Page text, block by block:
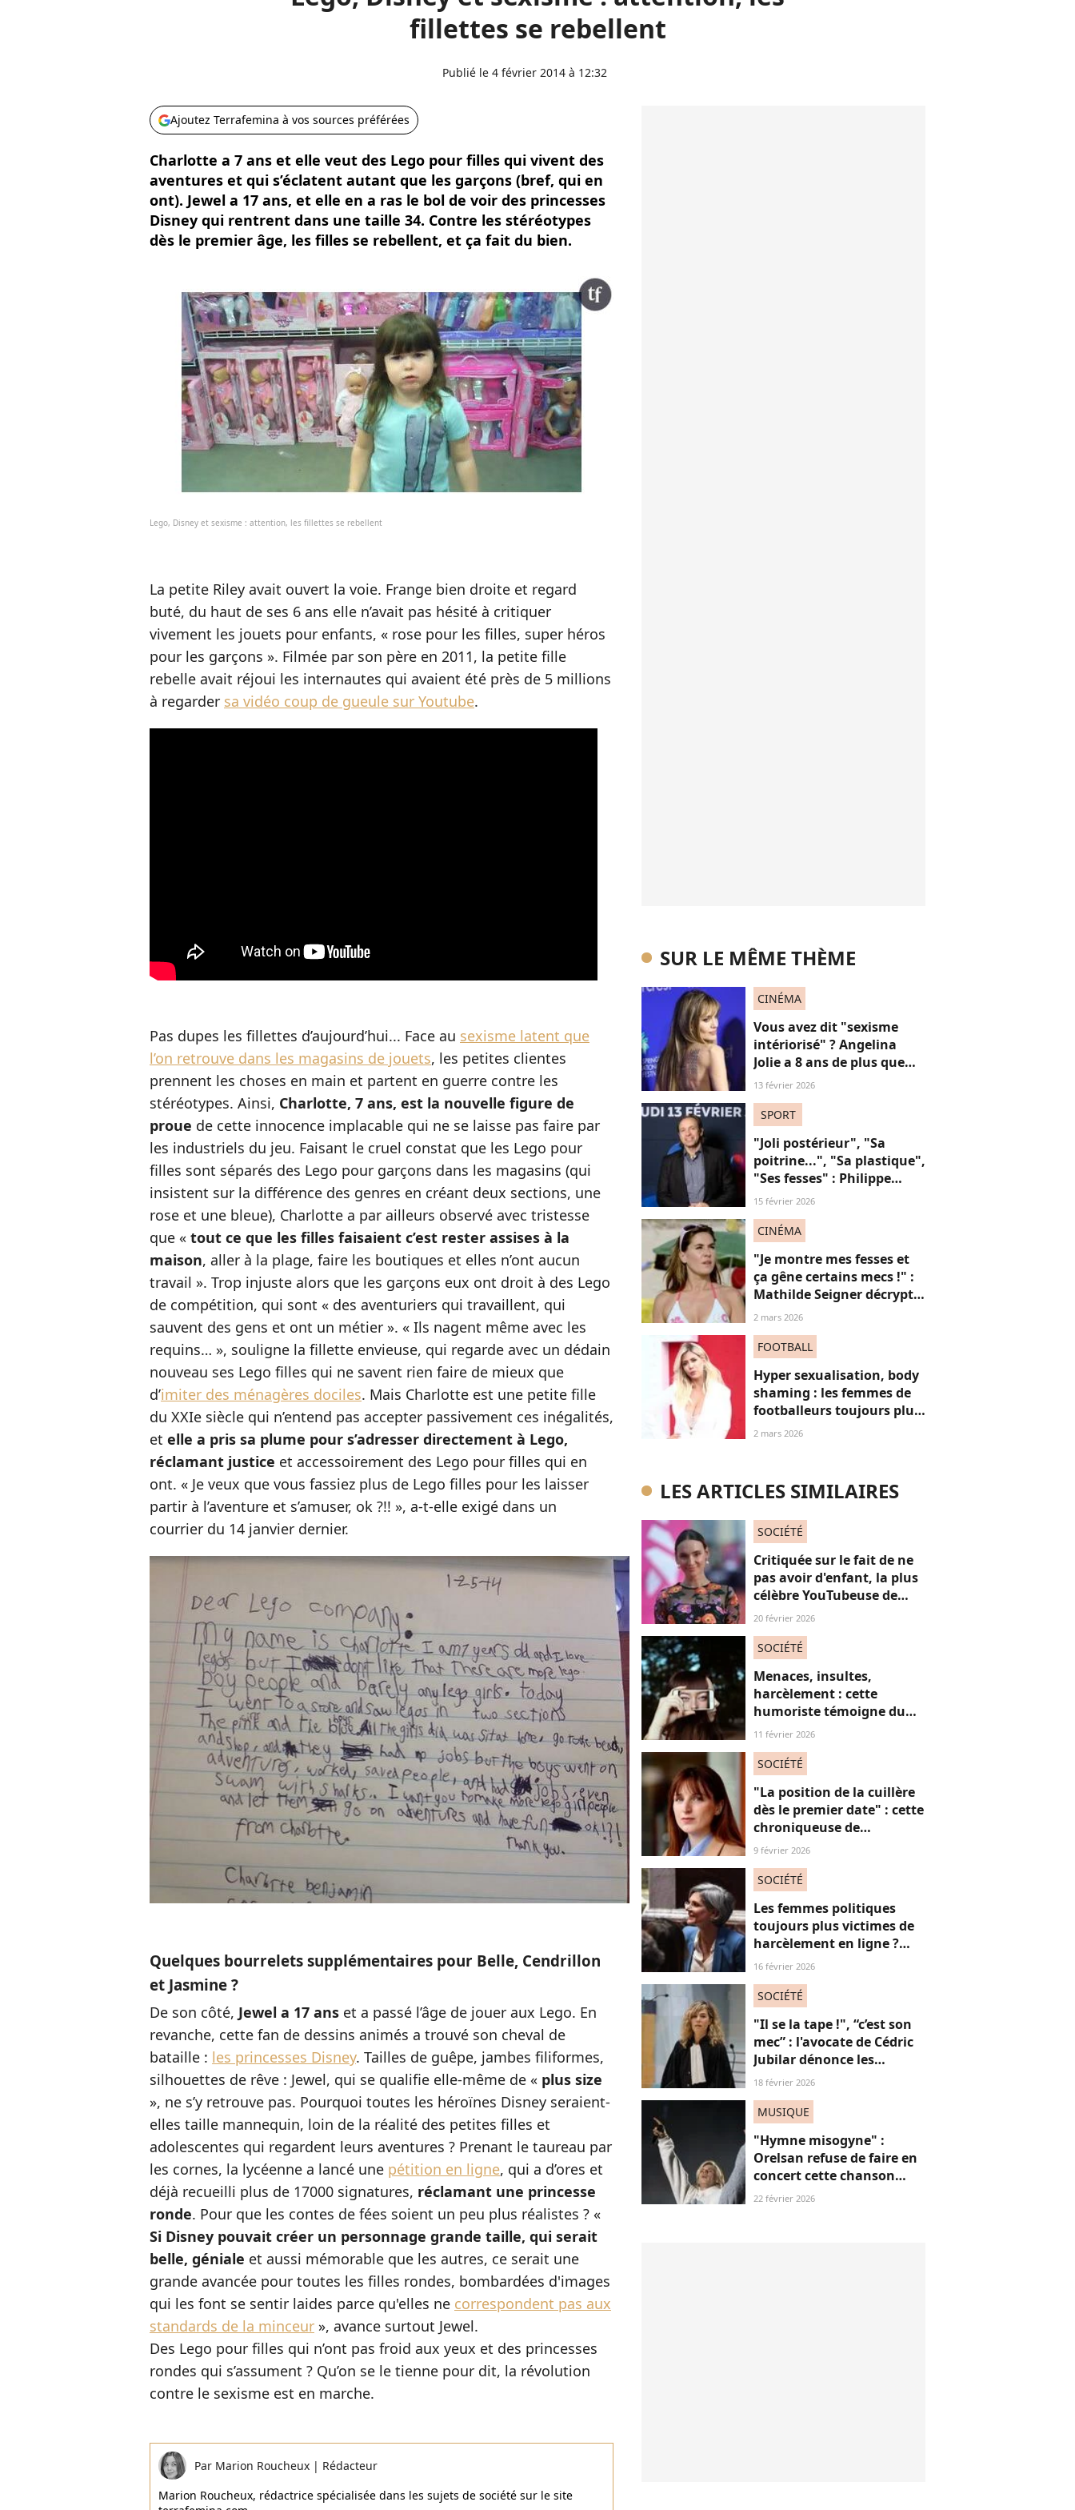
fillettes se rebellent
Publié le 4 février 2014 à 12:32
Ajoutez Terrafemina à vos sources préférées
Charlotte a 7 ans et elle veut des Lego pour filles qui vivent des
aventures et qui s’éclatent autant que les garçons (bref, qui en
ont). Jewel a 17 ans, et elle en a ras le bol de voir des princesses
Disney qui rentrent dans une taille 34. Contre les stéréotypes
dès le premier âge, les filles se rebellent, et ça fait du bien.
Lego, Disney et sexisme : attention, les fillettes se rebellent
La petite Riley avait ouvert la voie. Frange bien droite et regard
buté, du haut de ses 6 ans elle n’avait pas hésité à critiquer
vivement les jouets pour enfants, « rose pour les filles, super héros
pour les garçons ». Filmée par son père en 2011, la petite fille
rebelle avait réjoui les internautes qui avaient été près de 5 millions
à regarder sa vidéo coup de gueule sur Youtube.
Pas dupes les fillettes d’aujourd’hui... Face au sexisme latent que
l’on retrouve dans les magasins de jouets, les petites clientes
prennent les choses en main et partent en guerre contre les
stéréotypes. Ainsi, Charlotte, 7 ans, est la nouvelle figure de
proue de cette innocence implacable qui ne se laisse pas faire par
les industriels du jeu. Faisant le cruel constat que les Lego pour
filles sont séparés des Lego pour garçons dans les magasins (qui
insistent sur la différence des genres en créant deux sections, une
rose et une bleue), Charlotte a par ailleurs observé avec tristesse
que « tout ce que les filles faisaient c’est rester assises à la
maison, aller à la plage, faire les boutiques et elles n’ont aucun
travail ». Trop injuste alors que les garçons eux ont droit à des Lego
de compétition, qui sont « des aventuriers qui travaillent, qui
sauvent des gens et ont un métier ». « Ils nagent même avec les
requins… », souligne la fillette envieuse, qui regarde avec un dédain
nouveau ses Lego filles qui ne savent rien faire de mieux que
d’imiter des ménagères dociles. Mais Charlotte est une petite fille
du XXIe siècle qui n’entend pas accepter passivement ces inégalités,
et elle a pris sa plume pour s’adresser directement à Lego,
réclamant justice et accessoirement des Lego pour filles qui en
ont. « Je veux que vous fassiez plus de Lego filles pour les laisser
partir à l’aventure et s’amuser, ok ?!! », a-t-elle exigé dans un
courrier du 14 janvier dernier.
Quelques bourrelets supplémentaires pour Belle, Cendrillon
et Jasmine ?
De son côté, Jewel a 17 ans et a passé l’âge de jouer aux Lego. En
revanche, cette fan de dessins animés a trouvé son cheval de
bataille : les princesses Disney. Tailles de guêpe, jambes filiformes,
silhouettes de rêve : Jewel, qui se qualifie elle-même de « plus size
», ne s’y retrouve pas. Pourquoi toutes les héroïnes Disney seraient-
elles taille mannequin, loin de la réalité des petites filles et
adolescentes qui regardent leurs aventures ? Prenant le taureau par
les cornes, la lycéenne a lancé une pétition en ligne, qui a d’ores et
déjà recueilli plus de 17000 signatures, réclamant une princesse
ronde. Pour que les contes de fées soient un peu plus réalistes ? «
Si Disney pouvait créer un personnage grande taille, qui serait
belle, géniale et aussi mémorable que les autres, ce serait une
grande avancée pour toutes les filles rondes, bombardées d'images
qui les font se sentir laides parce qu'elles ne correspondent pas aux
standards de la minceur », avance surtout Jewel.
Des Lego pour filles qui n’ont pas froid aux yeux et des princesses
rondes qui s’assument ? Qu’on se le tienne pour dit, la révolution
contre le sexisme est en marche.
Par Marion Roucheux | Rédacteur
Marion Roucheux, rédactrice spécialisée dans les sujets de société sur le site
SUR LE MÊME THÈME
CINÉMA
Vous avez dit "sexisme
intériorisé" ? Angelina
Jolie a 8 ans de plus que
Louis Garrel, son
rouges, et ça dérange... les
13 février 2026
SPORT
"Joli postérieur", "Sa
poitrine...", "Sa plastique",
"Ses fesses" : Philippe
Candeloro, victime de la
de son sexisme !
15 février 2026
CINÉMA
"Je montre mes fesses et
ça gêne certains mecs !" :
Mathilde Seigner décrypte
ces images qui "font honte
long sur le sexisme)
2 mars 2026
FOOTBALL
Hyper sexualisation, body
shaming : les femmes de
footballeurs toujours plus
victimes de sexisme ?
2 mars 2026
LES ARTICLES SIMILAIRES
SOCIÉTÉ
Critiquée sur le fait de ne
pas avoir d'enfant, la plus
célèbre YouTubeuse de
France répond aux
fragile"
20 février 2026
SOCIÉTÉ
Menaces, insultes,
harcèlement : cette
humoriste témoigne du
sort des femmes sur les
11 février 2026
SOCIÉTÉ
"La position de la cuillère
dès le premier date" : cette
chroniqueuse de
Quotidien s'amuse de
absolument jubilatoire
9 février 2026
SOCIÉTÉ
Les femmes politiques
toujours plus victimes de
harcèlement en ligne ?
Une étude interroge ce
16 février 2026
SOCIÉTÉ
"Il se la tape !", “c’est son
mec” : l'avocate de Cédric
Jubilar dénonce les
réflexions misogynes
subissent toutes ses
18 février 2026
MUSIQUE
"Hymne misogyne" :
Orelsan refuse de faire en
concert cette chanson
très, très controversée
22 février 2026